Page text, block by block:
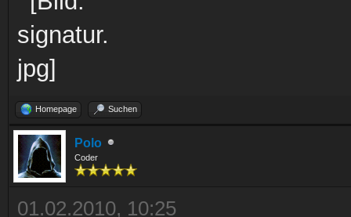
Homepage Suchen
Polo
Coder
01.02.2010, 10:25